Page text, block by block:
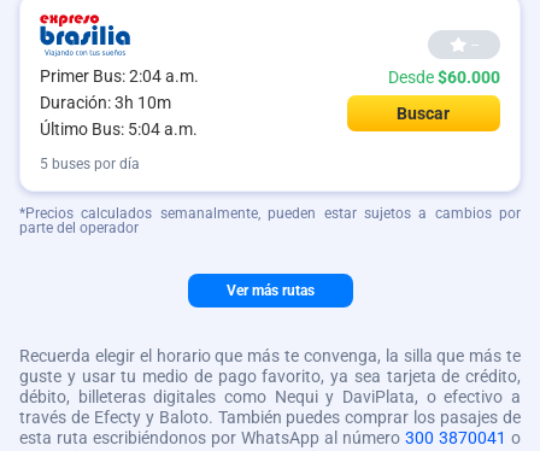
Primer Bus: 2:04 a.m.
Duración: 3h 10m
Último Bus: 5:04 a.m.
--
Desde$60.000
Buscar
5 buses por día
*Precios calculados semanalmente, pueden estar sujetos a cambios por
parte del operador
Ver más rutas
Recuerda elegir el horario que más te convenga, la silla que más te
guste y usar tu medio de pago favorito, ya sea tarjeta de crédito,
débito, billeteras digitales como Nequi y DaviPlata, o efectivo a
través de Efecty y Baloto. También puedes comprar los pasajes de
esta ruta escribiéndonos por WhatsApp al número 300 3870041 o